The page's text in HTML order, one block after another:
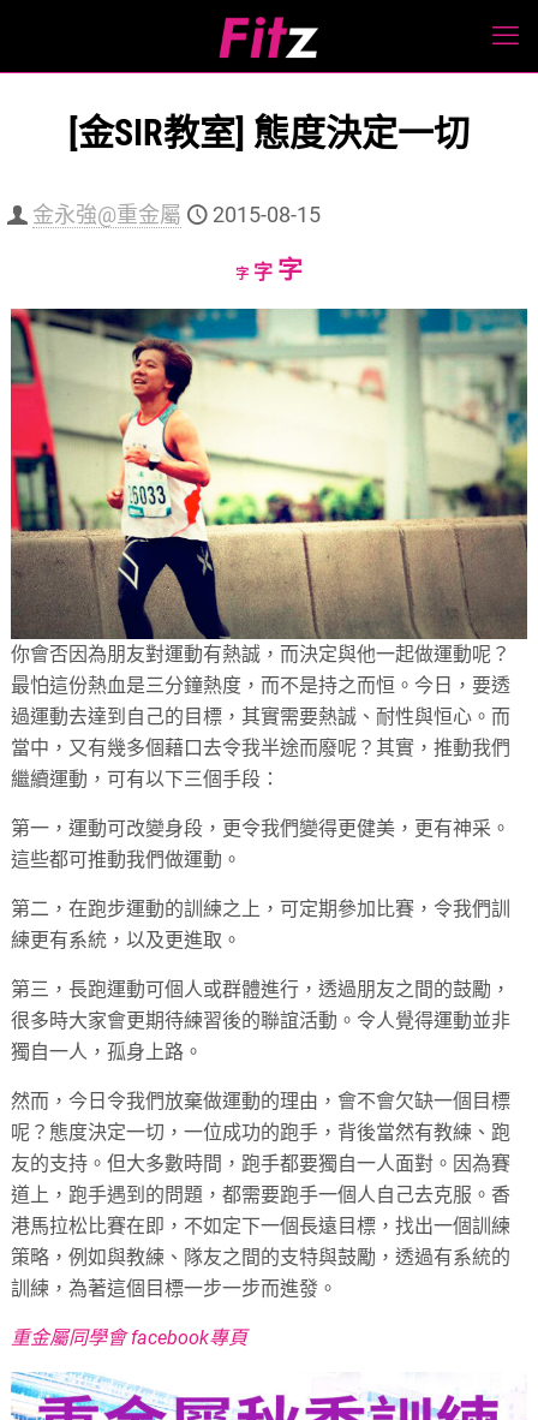
[金SIR教室] 態度決定一切
金永強@重金屬 2015-08-15
字Decrease
size.
字Reset
size.
字Increase
size.
你會否因為朋友對運動有熱誠，而決定與他一起做運動呢？
最怕這份熱血是三分鐘熱度，而不是持之而恒。今日，要透
過運動去達到自己的目標，其實需要熱誠、耐性與恒心。而
當中，又有幾多個藉口去令我半途而廢呢？其實，推動我們
繼續運動，可有以下三個手段：
第一，運動可改變身段，更令我們變得更健美，更有神采。
這些都可推動我們做運動。
第二，在跑步運動的訓練之上，可定期參加比賽，令我們訓
練更有系統，以及更進取。
第三，長跑運動可個人或群體進行，透過朋友之間的鼓勵，
很多時大家會更期待練習後的聯誼活動。令人覺得運動並非
獨自一人，孤身上路。
然而，今日令我們放棄做運動的理由，會不會欠缺一個目標
呢？態度決定一切，一位成功的跑手，背後當然有教練、跑
友的支持。但大多數時間，跑手都要獨自一人面對。因為賽
道上，跑手遇到的問題，都需要跑手一個人自己去克服。香
港馬拉松比賽在即，不如定下一個長遠目標，找出一個訓練
策略，例如與教練、隊友之間的支特與鼓勵，透過有系統的
訓練，為著這個目標一步一步而進發。
重金屬同學會 facebook專頁